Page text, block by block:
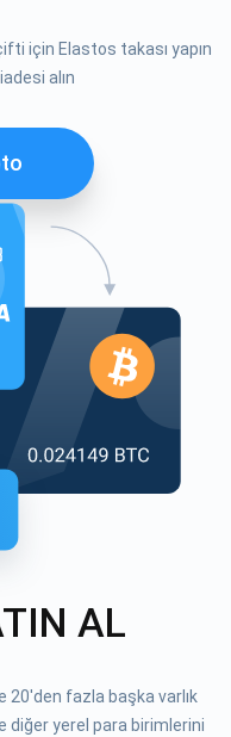
için Elastos takası yapın
alın
AL
20'den fazla başka varlık
diğer yerel para birimlerini